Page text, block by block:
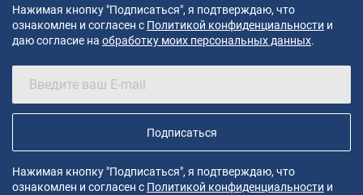
Нажимая кнопку "Подписаться", я подтверждаю, что
ознакомлен и согласен с Политикой конфиденциальности и
даю согласие на обработку моих персональных данных.
Подписаться
Нажимая кнопку "Подписаться", я подтверждаю, что
ознакомлен и согласен с Политикой конфиденциальности и